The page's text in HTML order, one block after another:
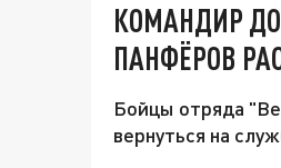
КОМАНДИР
ПАНФЁРОВ
Бойцы отряда
вернуться на